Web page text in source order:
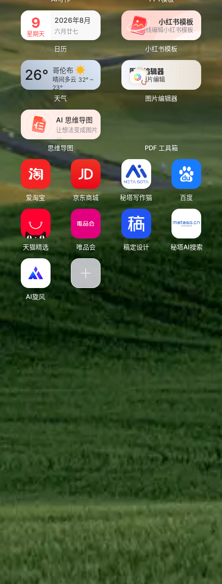
9
星期天
2026年8月
六月廿七
日历
小红书模板
在线编辑小红书模板
小红书模板
26° 哥伦布
晴间多云 32° ~
23°
天气
图片编辑器
在线图片编辑
图片编辑器
AI 思维导图
让想法变成图片
思维导图 PDF 工具箱
爱淘宝 京东商城 秘塔写作猫 百度
天猫精选 唯品会 稿定设计 秘塔AI搜索
AI旋风